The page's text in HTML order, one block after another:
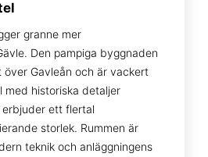
granne mer
Den pampiga byggnaden
över Gavleån och är vackert
med historiska detaljer
ett flertal
storlek. Rummen är
teknik och anläggningens